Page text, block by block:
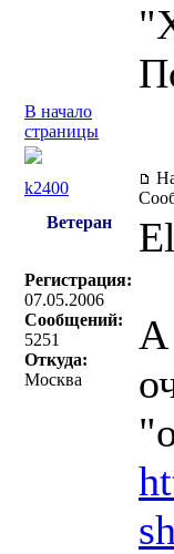
В начало
страницы
k2400
Ветеран
Регистрация:
07.05.2006
Сообщений:
5251
Откуда:
Москва
А